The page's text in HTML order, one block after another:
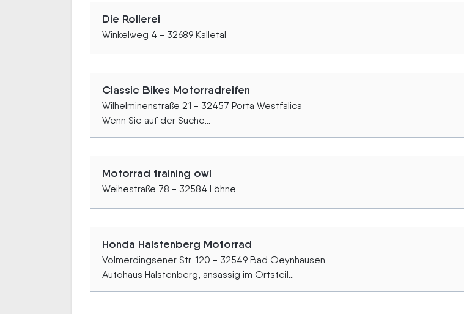
Die Rollerei
Winkelweg 4 - 32689 Kalletal
Classic Bikes Motorradreifen
Wilhelminenstraße 21 - 32457 Porta Westfalica
Wenn Sie auf der Suche...
Motorrad training owl
Weihestraße 78 - 32584 Löhne
Honda Halstenberg Motorrad
Volmerdingsener Str. 120 - 32549 Bad Oeynhausen
Autohaus Halstenberg, ansässig im Ortsteil...